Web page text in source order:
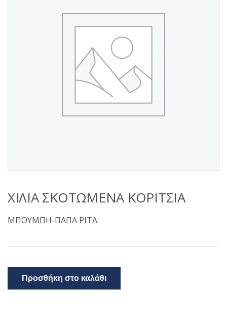
ΧΙΛΙΑ ΣΚΟΤΩΜΕΝΑ ΚΟΡΙΤΣΙΑ
ΜΠΟΥΜΠΗ-ΠΑΠΑ ΡΙΤΑ
Προσθήκη στο καλάθι